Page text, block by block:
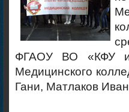
ФГАОУ ВО «КФУ
Медицинского
Гани, Матлаков